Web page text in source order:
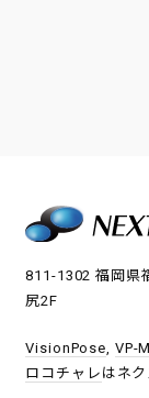
811-1302 福岡県
尻2F
VisionPose VP-
ロコチャレ はネ